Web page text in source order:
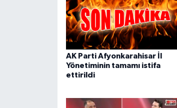
AK Parti Afyonkarahisar İl
Yönetiminin tamamı istifa
ettirildi